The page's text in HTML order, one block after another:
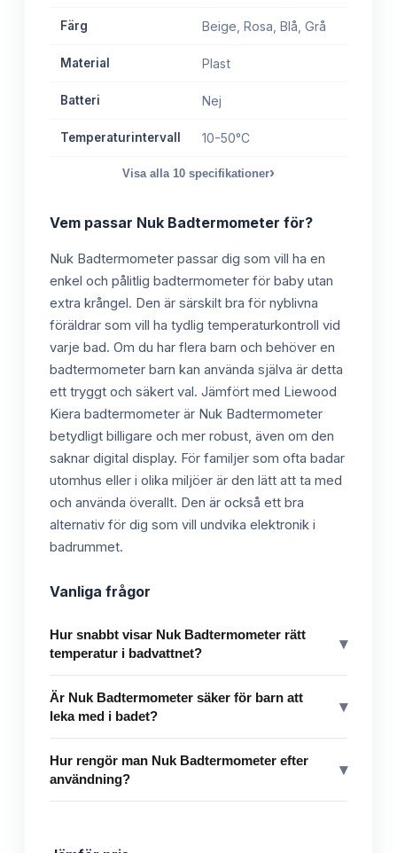
Färg Beige, Rosa, Blå, Grå
Material Plast
Batteri Nej
Temperaturintervall 10-50°C
Visa alla 10 specifikationer›
Vem passar Nuk Badtermometer för?
Nuk Badtermometer passar dig som vill ha en
enkel och pålitlig badtermometer för baby utan
extra krångel. Den är särskilt bra för nyblivna
föräldrar som vill ha tydlig temperaturkontroll vid
varje bad. Om du har flera barn och behöver en
badtermometer barn kan använda själva är detta
ett tryggt och säkert val. Jämfört med Liewood
Kiera badtermometer är Nuk Badtermometer
betydligt billigare och mer robust, även om den
saknar digital display. För familjer som ofta badar
utomhus eller i olika miljöer är den lätt att ta med
och använda överallt. Den är också ett bra
alternativ för dig som vill undvika elektronik i
badrummet.
Vanliga frågor
Hur snabbt visar Nuk Badtermometer rätt
temperatur i badvattnet?
▾
Är Nuk Badtermometer säker för barn att
leka med i badet?
▾
Hur rengör man Nuk Badtermometer efter
användning?
▾